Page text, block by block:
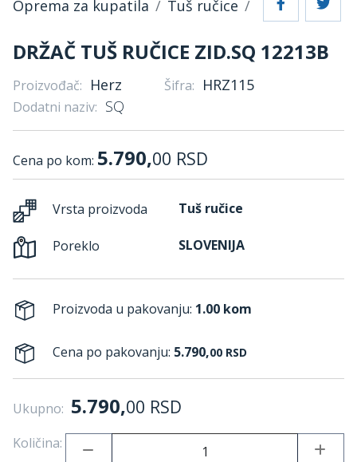
Oprema za kupatila Tuš ručice
DRŽAČ TUŠ RUČICE ZID.SQ 12213B
Proizvođač: Herz Šifra: HRZ115
Dodatni naziv: SQ
Cena po kom: 5.790,00 RSD
Vrsta proizvoda Tuš ručice
Poreklo SLOVENIJA
Proizvoda u pakovanju: 1.00 kom
Cena po pakovanju: 5.790,00 RSD
Ukupno: 5.790,00 RSD
Količina: